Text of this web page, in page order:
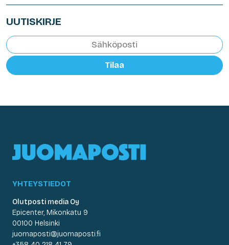
UUTISKIRJE
Tilaa
YHTEYSTIEDOT
Olutposti media Oy
Epicenter, Mikonkatu 9
00100 Helsinki
juomaposti@juomaposti.fi